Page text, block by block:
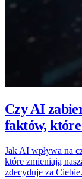
Czy AI
faktów,
Jak AI wpływa na
które zmieniają
zdecyduje za